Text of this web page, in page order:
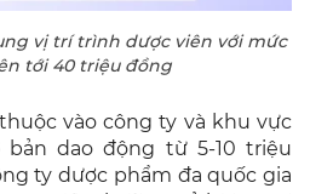
vị trí trình dược viên với mức
tới 40 triệu đồng
vào công ty và khu vực
bản dao động từ 5-10 triệu
ty dược phẩm đa quốc gia